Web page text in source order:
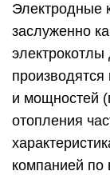
Электродные
заслуженно
и мощностей
отопления
компанией по